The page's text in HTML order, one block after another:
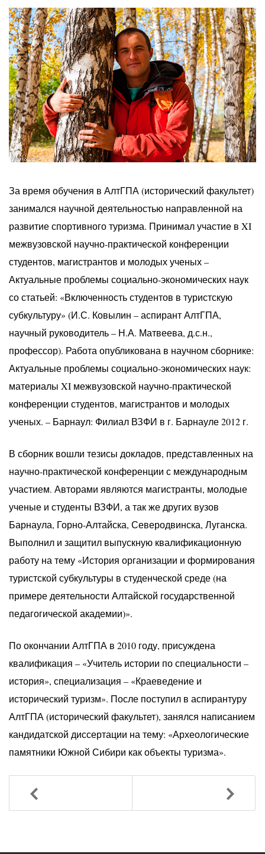
За время обучения в АлтГПА (исторический факультет)
занимался научной деятельностью направленной на
развитие спортивного туризма. Принимал участие в XI
межвузовской научно-практической конференции
студентов, магистрантов и молодых ученых –
Актуальные проблемы социально-экономических наук
со статьей: «Включенность студентов в туристскую
субкультуру» (И.С. Ковылин – аспирант АлтГПА,
научный руководитель – Н.А. Матвеева, д.с.н.,
профессор). Работа опубликована в научном сборнике:
Актуальные проблемы социально-экономических наук:
материалы XI межвузовской научно-практической
конференции студентов, магистрантов и молодых
ученых. – Барнаул: Филиал ВЗФИ в г. Барнауле 2012 г.
В сборник вошли тезисы докладов, представленных на
научно-практической конференции с международным
участием. Авторами являются магистранты, молодые
ученые и студенты ВЗФИ, а так же других вузов
Барнаула, Горно-Алтайска, Северодвинска, Луганска.
Выполнил и защитил выпускную квалификационную
работу на тему «История организации и формирования
туристской субкультуры в студенческой среде (на
примере деятельности Алтайской государственной
педагогической академии)».
По окончании АлтГПА в 2010 году, присуждена
квалификация – «Учитель истории по специальности –
история», специализация – «Краеведение и
исторический туризм». После поступил в аспирантуру
АлтГПА (исторический факультет), занялся написанием
кандидатской диссертации на тему: «Археологические
памятники Южной Сибири как объекты туризма».
Назад Вперед